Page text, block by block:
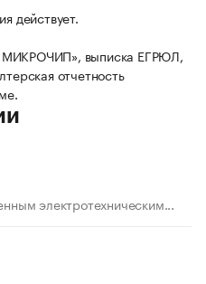
действует.
выписка ЕГРЮЛ,
отчетность
электротехническим...